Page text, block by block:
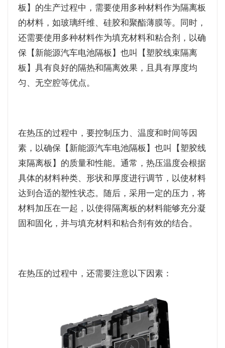
板】的生产过程中，需要使用多种材料作为隔离板
的材料，如玻璃纤维、硅胶和聚酯薄膜等。同时，
还需要使用多种材料作为填充材料和粘合剂，以确
保【新能源汽车电池隔板】也叫【塑胶线束隔离
板】具有良好的隔热和隔离效果，且具有厚度均
匀、无空腔等优点。
在热压的过程中，要控制压力、温度和时间等因
素，以确保【新能源汽车电池隔板】也叫【塑胶线
束隔离板】的质量和性能。通常，热压温度会根据
具体的材料种类、形状和厚度进行调节，以使材料
达到合适的塑性状态。随后，采用一定的压力，将
材料加压在一起，以使得隔离板的材料能够充分凝
固和固化，并与填充材料和粘合剂有效的结合。
在热压的过程中，还需要注意以下因素：